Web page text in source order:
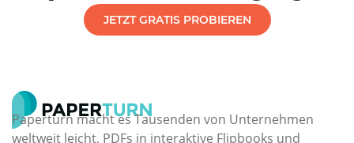
JETZT GRATIS PROBIEREN
Paperturn macht es Tausenden von Unternehmen
weltweit leicht, PDFs in interaktive Flipbooks und